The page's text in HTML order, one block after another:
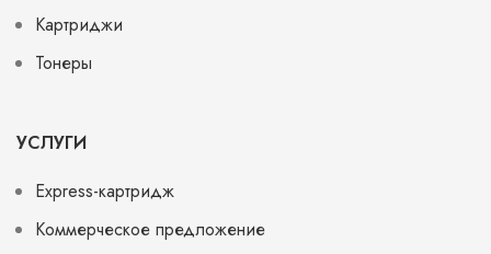
Картриджи
Тонеры
УСЛУГИ
Express-картридж
Коммерческое предложение